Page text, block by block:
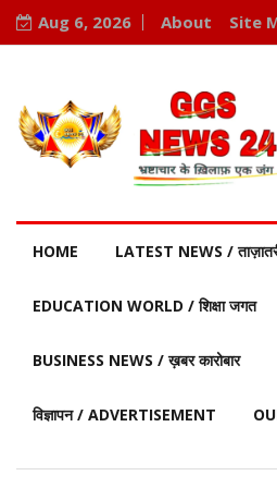
Aug 6, 2026 About Site
HOME LATEST NEWS /
EDUCATION WORLD / शिक्षा जगत
BUSINESS NEWS / ख़बर कारोबार
विज्ञापन / ADVERTISEMENT